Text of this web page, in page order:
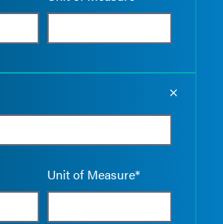
Unit of Measure*